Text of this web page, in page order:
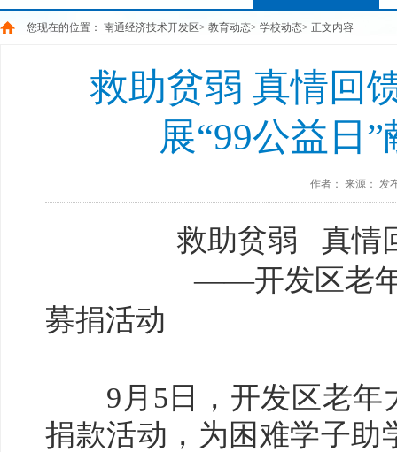
您现在的位置： 南通经济技术开发区> 教育动态> 学校动态> 正文内容
救助贫弱 真情回
展“99公益日
作者： 来源： 发
救助贫弱 真情
——开发区老年
募捐活动
9月5日，开发区老年
捐款活动，为困难学子助